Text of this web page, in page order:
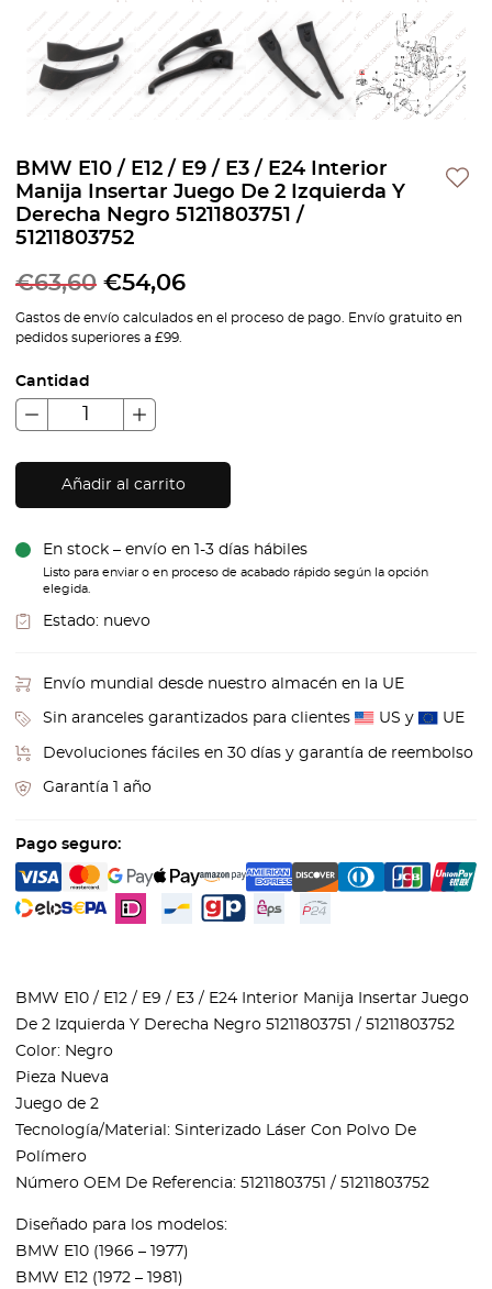
BMW E10 / E12 / E9 / E3 / E24 Interior
Manija Insertar Juego De 2 Izquierda Y
Derecha Negro 51211803751 /
51211803752
€63,60 €54,06
Gastos de envío calculados en el proceso de pago. Envío gratuito en
pedidos superiores a £99.
Cantidad
Añadir al carrito
En stock – envío en 1-3 días hábiles
Listo para enviar o en proceso de acabado rápido según la opción
elegida.
Estado: nuevo
Envío mundial desde nuestro almacén en la UE
Sin aranceles garantizados para clientes US y UE
Devoluciones fáciles en 30 días y garantía de reembolso
Garantía 1 año
Pago seguro:
BMW E10 / E12 / E9 / E3 / E24 Interior Manija Insertar Juego
De 2 Izquierda Y Derecha Negro 51211803751 / 51211803752
Color: Negro
Pieza Nueva
Juego de 2
Tecnología/Material: Sinterizado Láser Con Polvo De
Polímero
Número OEM De Referencia: 51211803751 / 51211803752
Diseñado para los modelos:
BMW E10 (1966 – 1977)
BMW E12 (1972 – 1981)